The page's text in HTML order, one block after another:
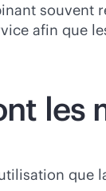
souvent
afin que
les